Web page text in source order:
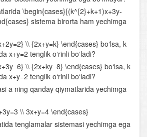
tenglamalar
sistemasi
darajali tenglamalar sistemasi
yuqori darajali tenglamalar sistemasi
\begin{cases}{(k^{2}+k+1)x+3y-
sistema birorta ham yechimga
\\ {2x+y=k} \end{cases} bo‘lsa, k
x+y=2 tenglik o‘rinli bo‘ladi?
\\ {2x+ky=8} \end{cases} bo‘lsa, k
x+y=2 tenglik o‘rinli bo‘ladi?
a ning qanday qiymatlarida yechimga
\\ 3x+y=4 \end{cases}
tenglamalar sistemasi yechimga ega